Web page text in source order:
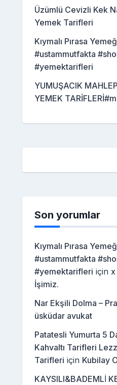
Üzümlü Cevizli Kek
Yemek Tarifleri
Kıymalı Pırasa
#ustammutfakta
#yemektarifleri
YUMUŞACIK
YEMEK
Son yorumlar
Kıymalı Pırasa
#ustammutfakta
#yemektarifleri için x
İşimiz.
Nar Ekşili Dolma –
üsküdar avukat
Patatesli Yumurta 5
Kahvaltı Tarifleri
Tarifleri için Kubilay
KAYSILI&BADEMLİ